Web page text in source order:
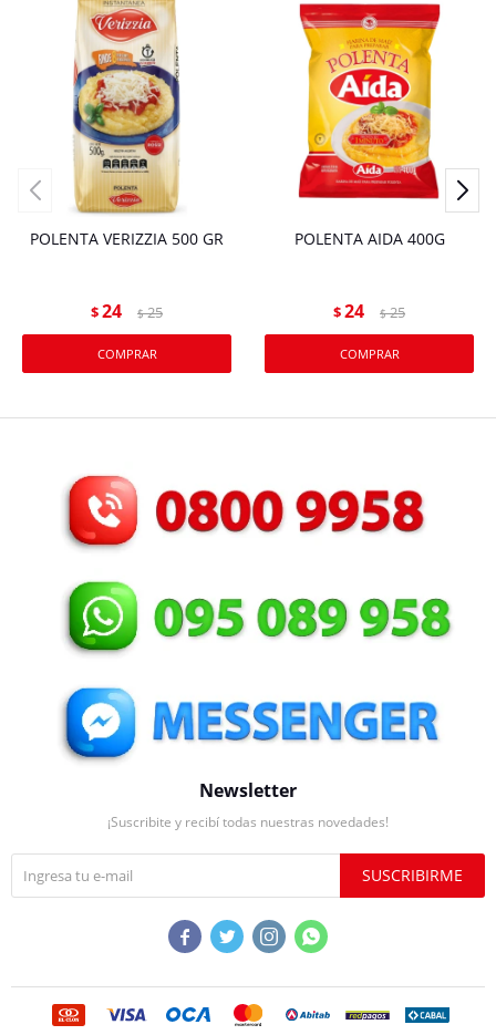
POLENTA VERIZZIA 500 GR
$24 $ 25
POLENTA AIDA 400G
$24 $ 25
Newsletter
¡Suscribite y recibí todas nuestras novedades!
SUSCRIBIRME
   